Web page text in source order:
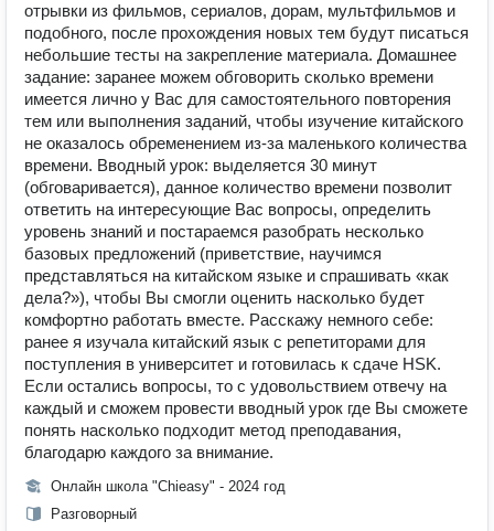
отрывки из фильмов, сериалов, дорам, мультфильмов и
подобного, после прохождения новых тем будут писаться
небольшие тесты на закрепление материала. Домашнее
задание: заранее можем обговорить сколько времени
имеется лично у Вас для самостоятельного повторения
тем или выполнения заданий, чтобы изучение китайского
не оказалось обременением из-за маленького количества
времени. Вводный урок: выделяется 30 минут
(обговаривается), данное количество времени позволит
ответить на интересующие Вас вопросы, определить
уровень знаний и постараемся разобрать несколько
базовых предложений (приветствие, научимся
представляться на китайском языке и спрашивать «как
дела?»), чтобы Вы смогли оценить насколько будет
комфортно работать вместе. Расскажу немного себе:
ранее я изучала китайский язык с репетиторами для
поступления в университет и готовилась к сдаче HSK.
Если остались вопросы, то с удовольствием отвечу на
каждый и сможем провести вводный урок где Вы сможете
понять насколько подходит метод преподавания,
благодарю каждого за внимание.
Онлайн школа "Chieasy" - 2024 год
Разговорный